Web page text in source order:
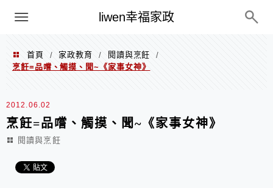
liwen幸福家政
menu
首頁 / 家政教育 / 閱讀與烹飪
/
烹飪=品嚐、觸摸、聞~《家事女神》
2012.06.02
烹飪=品嚐、觸摸、聞~《家事女神》
閱讀與烹飪